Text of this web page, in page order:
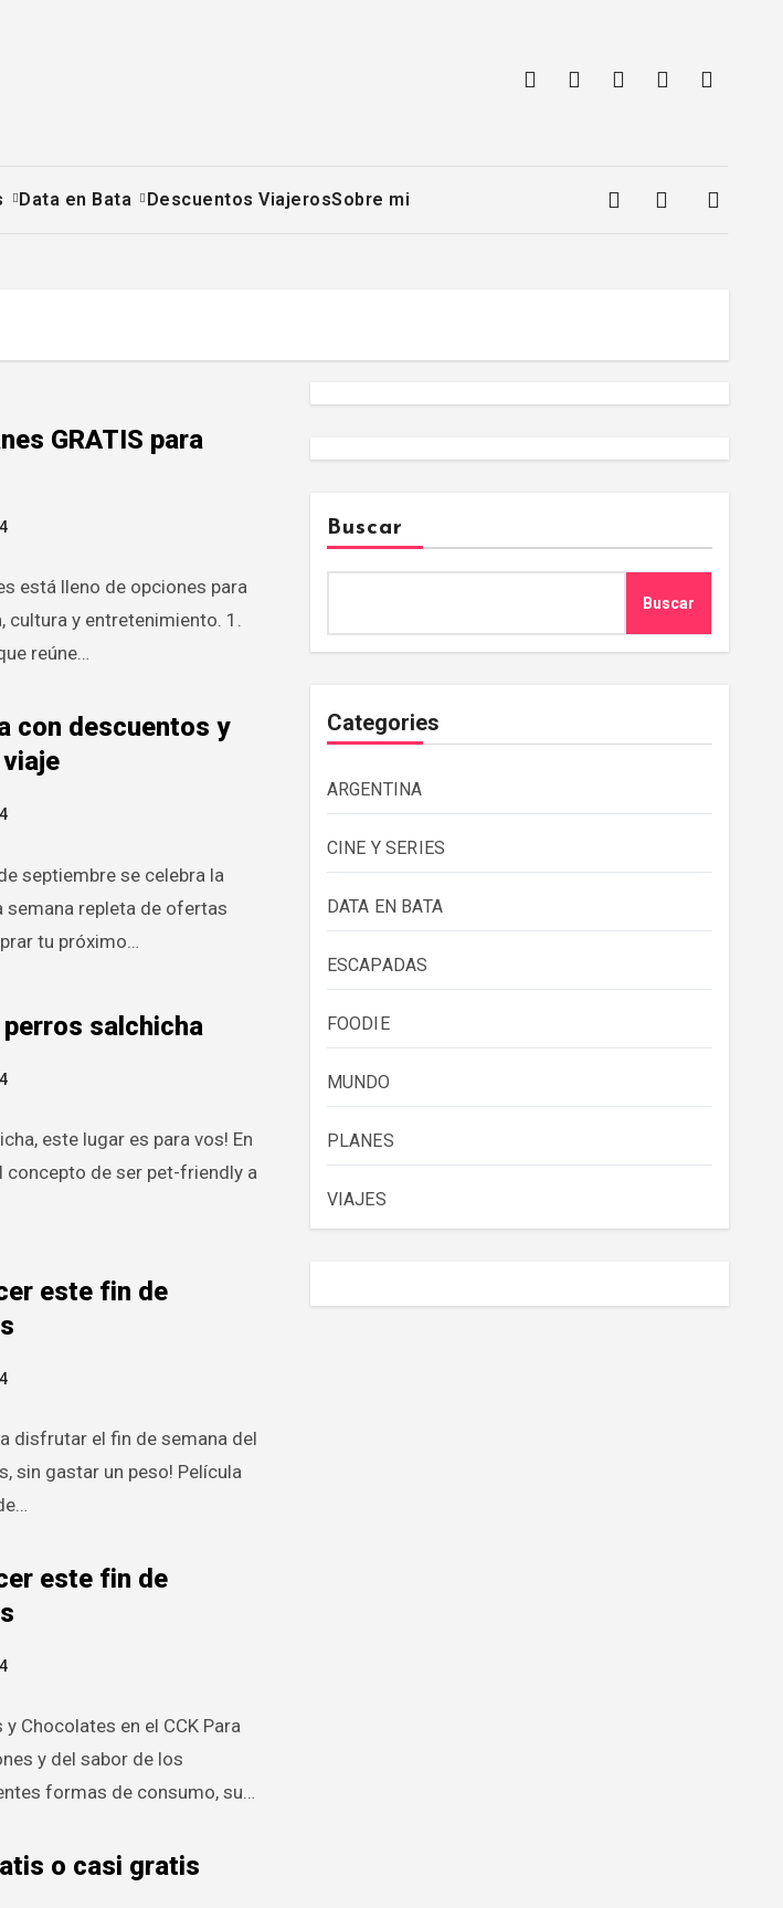
Data en Bata Descuentos ViajerosSobre mi
GRATIS para
está lleno de opciones para
y entretenimiento. 1.
reúne…
con descuentos y
septiembre se celebra la
semana repleta de ofertas
tu próximo…
salchicha
este lugar es para vos! En
concepto de ser pet-friendly a
este fin de
disfrutar el fin de semana del
sin gastar un peso! Película
este fin de
Chocolates en el CCK Para
y del sabor de los
formas de consumo, su…
o casi gratis
Buscar
Buscar
Categories
ARGENTINA
CINE Y SERIES
DATA EN BATA
ESCAPADAS
FOODIE
MUNDO
PLANES
VIAJES